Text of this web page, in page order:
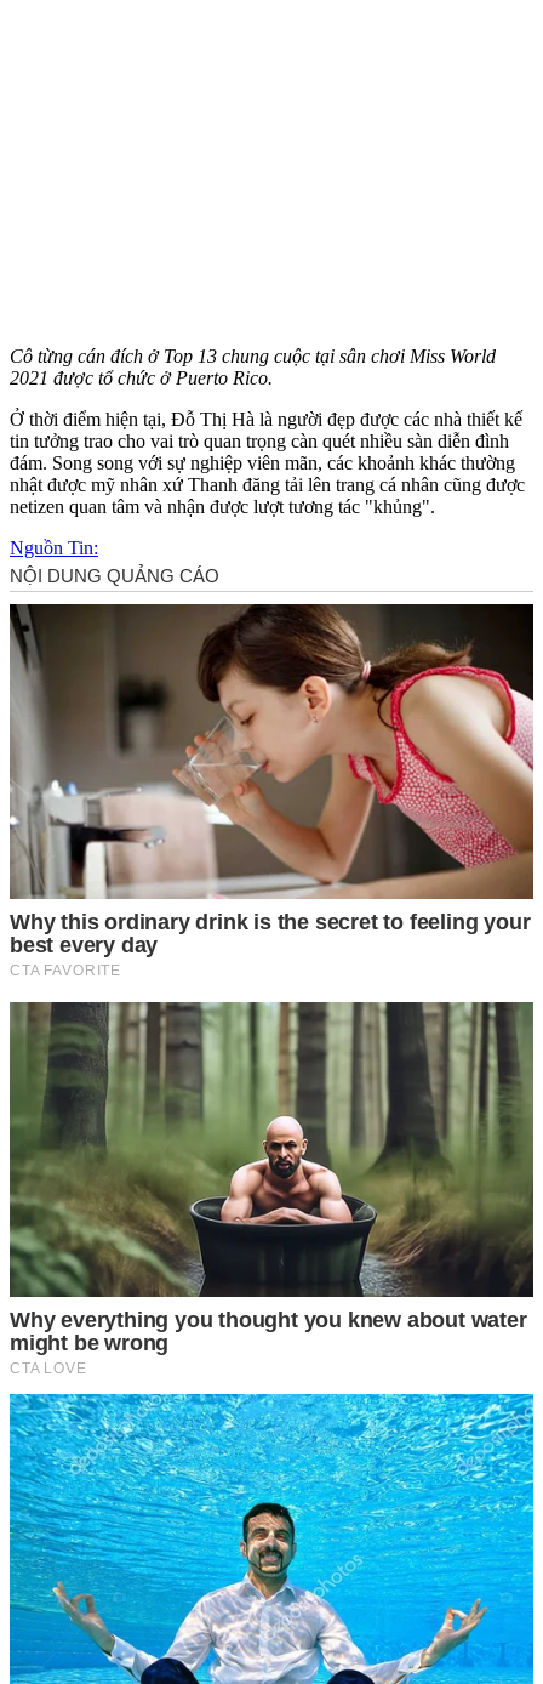
Cô từng cán đích ở Top 13 chung cuộc tại sân chơi Miss World
2021 được tổ chức ở Puerto Rico.
Ở thời điểm hiện tại, Đỗ Thị Hà là người đẹp được các nhà thiết kế
tin tưởng trao cho vai trò quan trọng càn quét nhiều sàn diễn đình
đám. Song song với sự nghiệp viên mãn, các khoảnh khác thường
nhật được mỹ nhân xứ Thanh đăng tải lên trang cá nhân cũng được
netizen quan tâm và nhận được lượt tương tác "khủng".
Nguồn Tin: